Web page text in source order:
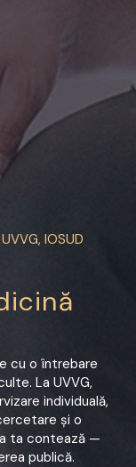
IOSUD
cu o întrebare
La UVVG,
individuală,
și o
ta contează —
publică.